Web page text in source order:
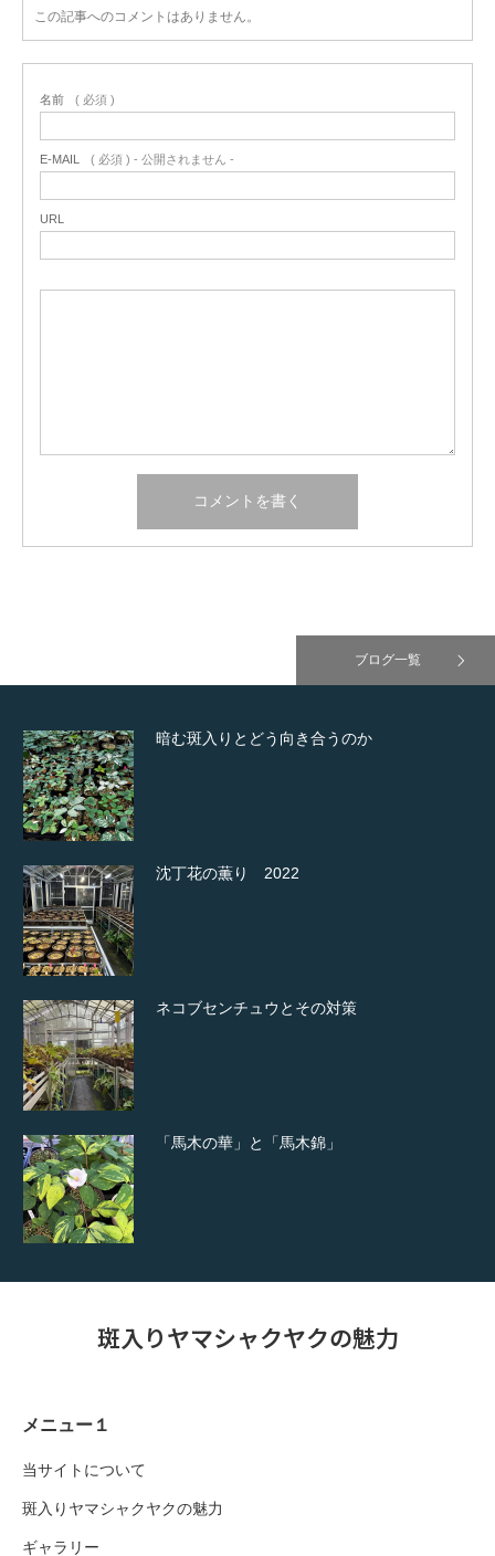
この記事へのコメントはありません。
名前 ( 必須 )
E-MAIL ( 必須 ) - 公開されません -
URL
ブログ一覧
暗む斑入りとどう向き合うのか
沈丁花の薫り 2022
ネコブセンチュウとその対策
「馬木の華」と「馬木錦」
斑入りヤマシャクヤクの魅力
メニュー１
当サイトについて
斑入りヤマシャクヤクの魅力
ギャラリー